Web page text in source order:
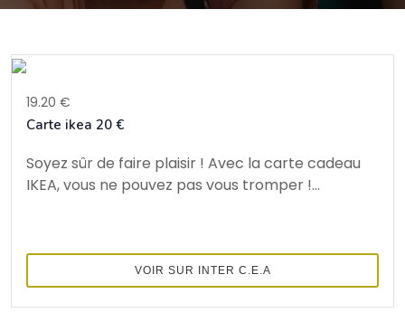
19.20 €
Carte ikea 20 €
Soyez sûr de faire plaisir ! Avec la carte cadeau
IKEA, vous ne pouvez pas vous tromper !...
VOIR SUR INTER C.E.A